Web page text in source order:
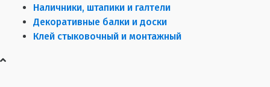
Наличники, штапики и галтели
Декоративные балки и доски
Клей стыковочный и монтажный